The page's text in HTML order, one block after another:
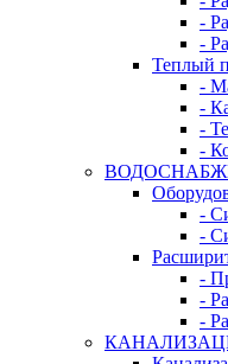
-
-
Теплый
-
-
-
-
-
-
-
-
-